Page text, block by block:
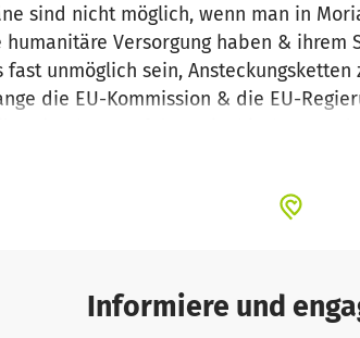
sind nicht möglich, wenn man in
Versorgung haben &
fast unmöglich sein,
die EU-Kommission & die EU-
Regierungen die sofortige
denen sie geschützter vor dem Virus
Informiere und